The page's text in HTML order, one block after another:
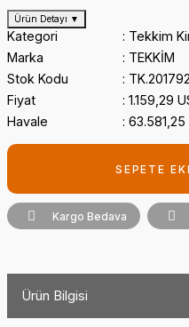
Ürün Detayı ▼
Kategori
Tekkim
Marka
TEKKİM
Stok Kodu
Fiyat
1.159,29
Havale
SEPETE
Kargo Bedava
Ürün Bilgisi